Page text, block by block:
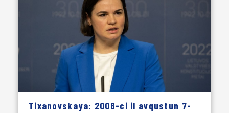
Tixanovskaya: 2008-ci il avqustun 7-